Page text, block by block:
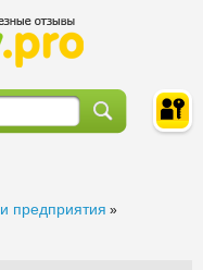
предприятия »